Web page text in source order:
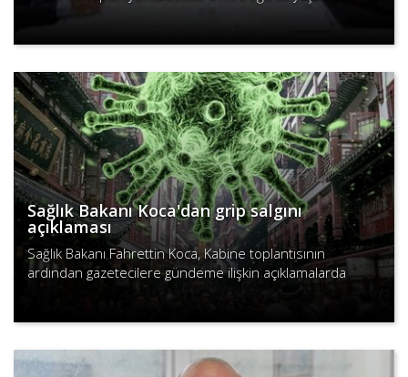
gelişmeler, Kürt sorunu kaynaklı çatışmalar, yapılan halk
Sağlık Bakanı Koca'dan grip salgını
açıklaması
Sağlık Bakanı Fahrettin Koca, Kabine toplantısının
ardından gazetecilere gündeme ilişkin açıklamalarda